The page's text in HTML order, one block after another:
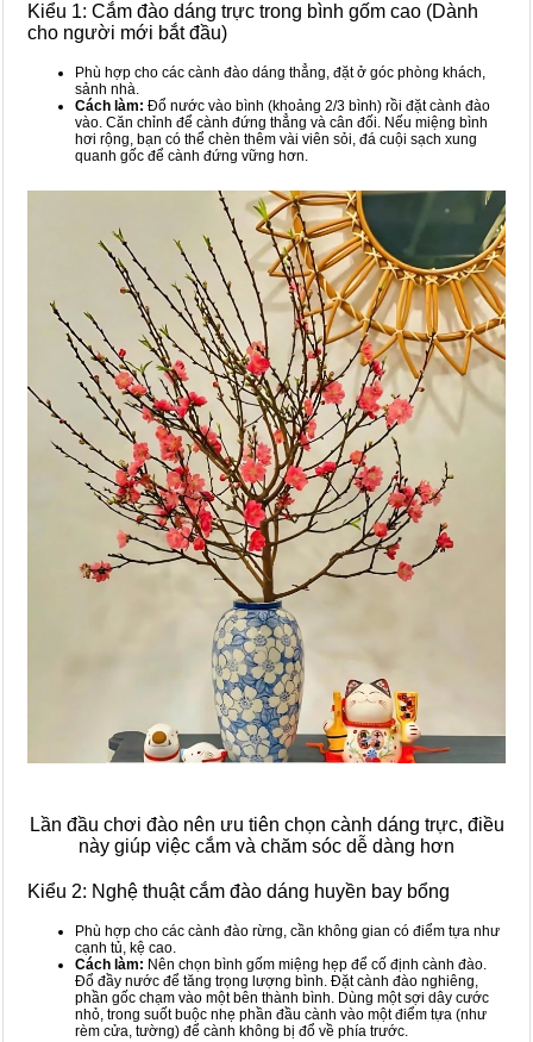
Kiểu 1: Cắm đào dáng trực trong bình gốm cao (Dành
cho người mới bắt đầu)
Phù hợp cho các cành đào dáng thẳng, đặt ở góc phòng khách,
sảnh nhà.
Cách làm: Đổ nước vào bình (khoảng 2/3 bình) rồi đặt cành đào
vào. Căn chỉnh để cành đứng thẳng và cân đối. Nếu miệng bình
hơi rộng, bạn có thể chèn thêm vài viên sỏi, đá cuội sạch xung
quanh gốc để cành đứng vững hơn.
Lần đầu chơi đào nên ưu tiên chọn cành dáng trực, điều
này giúp việc cắm và chăm sóc dễ dàng hơn
Kiểu 2: Nghệ thuật cắm đào dáng huyền bay bổng
Phù hợp cho các cành đào rừng, cần không gian có điểm tựa như
cạnh tủ, kệ cao.
Cách làm: Nên chọn bình gốm miệng hẹp để cố định cành đào.
Đổ đầy nước để tăng trọng lượng bình. Đặt cành đào nghiêng,
phần gốc chạm vào một bên thành bình. Dùng một sợi dây cước
nhỏ, trong suốt buộc nhẹ phần đầu cành vào một điểm tựa (như
rèm cửa, tường) để cành không bị đổ về phía trước.